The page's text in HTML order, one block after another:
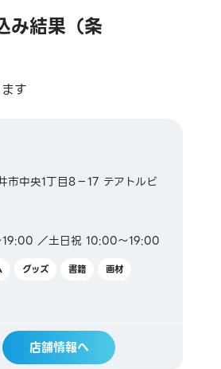
み結果（条
す
中央1丁目8−17 テアトルビ
19:00 ／土日祝 10:00～19:00
グッズ 書籍
画材
店舗情報へ